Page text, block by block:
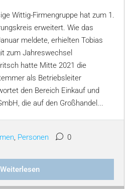
Wittig-Firmengruppe hat zum 1.
erweitert. Wie das
meldete, erhielten Tobias
zum Jahreswechsel
hatte Mitte 2021 die
als Betriebsleiter
den Bereich Einkauf und
die auf den Großhandel...
, Personen 0
Weiterlesen